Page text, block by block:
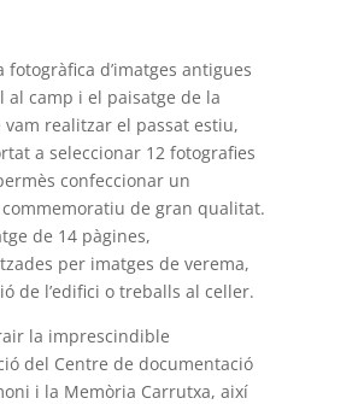
fotogràfica d’imatges antigues
al camp i el paisatge de la
vam realitzar el passat estiu,
a seleccionar 12 fotografies
confeccionar un
de gran qualitat.
de 14 pàgines,
per imatges de verema,
de l’edifici o treballs al celler.
la imprescindible
del Centre de documentació
i la Memòria Carrutxa, així